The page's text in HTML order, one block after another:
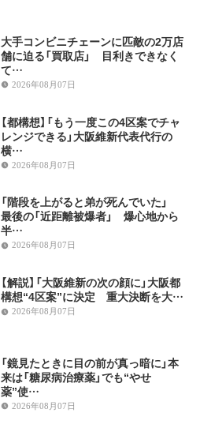
大手コンビニチェーンに匹敵の2万店
舗に迫る「買取店」 目利きできなく
て…
2026年08月07日
【都構想】「もう一度この4区案でチャ
レンジできる」大阪維新代表代行の
横…
2026年08月07日
「階段を上がると弟が死んでいた」
最後の「近距離被爆者」 爆心地から
半…
2026年08月07日
【解説】「大阪維新の次の顔に」大阪都
構想“4区案”に決定 重大決断を大…
2026年08月07日
「鏡見たときに目の前が真っ暗に」本
来は「糖尿病治療薬」でも“やせ
薬”使…
2026年08月07日